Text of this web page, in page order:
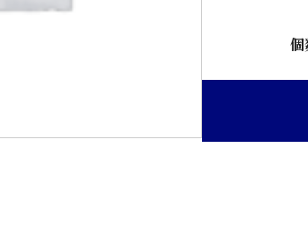
個